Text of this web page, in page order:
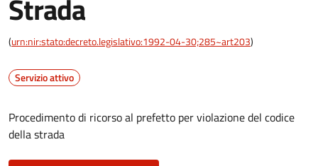
Strada
(urn:nir:stato:decreto.legislativo:1992-04-30;285~art203)
Servizio attivo
Procedimento di ricorso al prefetto per violazione del codice
della strada